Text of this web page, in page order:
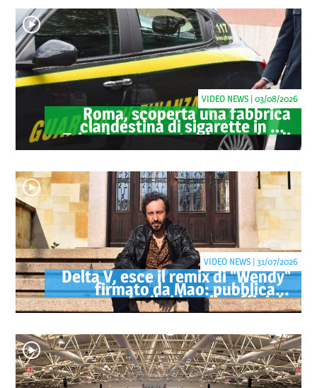
Roma, scoperta una fabbrica
clandestina di sigarette in via
Trigoria: sequestrati 1.350 kg di
tabacco
VIDEO NEWS | 03/08/2026
Delta V, esce il remix di "Wendy"
firmato da Mao: pubblicato
anche il videoclip ufficiale
VIDEO NEWS | 31/07/2026